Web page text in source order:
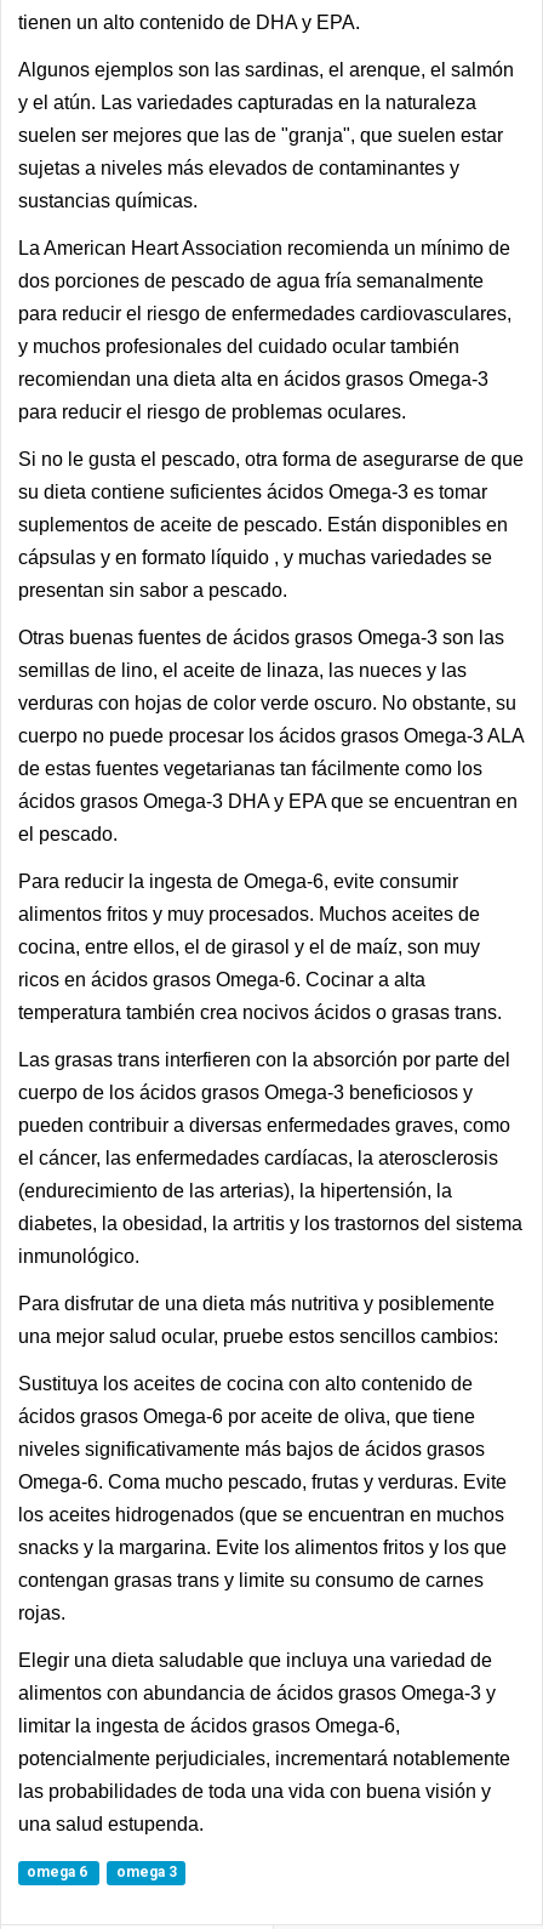
tienen un alto contenido de DHA y EPA.
Algunos ejemplos son las sardinas, el arenque, el salmón
y el atún. Las variedades capturadas en la naturaleza
suelen ser mejores que las de "granja", que suelen estar
sujetas a niveles más elevados de contaminantes y
sustancias químicas.
La American Heart Association recomienda un mínimo de
dos porciones de pescado de agua fría semanalmente
para reducir el riesgo de enfermedades cardiovasculares,
y muchos profesionales del cuidado ocular también
recomiendan una dieta alta en ácidos grasos Omega-3
para reducir el riesgo de problemas oculares.
Si no le gusta el pescado, otra forma de asegurarse de que
su dieta contiene suficientes ácidos Omega-3 es tomar
suplementos de aceite de pescado. Están disponibles en
cápsulas y en formato líquido , y muchas variedades se
presentan sin sabor a pescado.
Otras buenas fuentes de ácidos grasos Omega-3 son las
semillas de lino, el aceite de linaza, las nueces y las
verduras con hojas de color verde oscuro. No obstante, su
cuerpo no puede procesar los ácidos grasos Omega-3 ALA
de estas fuentes vegetarianas tan fácilmente como los
ácidos grasos Omega-3 DHA y EPA que se encuentran en
el pescado.
Para reducir la ingesta de Omega-6, evite consumir
alimentos fritos y muy procesados. Muchos aceites de
cocina, entre ellos, el de girasol y el de maíz, son muy
ricos en ácidos grasos Omega-6. Cocinar a alta
temperatura también crea nocivos ácidos o grasas trans.
Las grasas trans interfieren con la absorción por parte del
cuerpo de los ácidos grasos Omega-3 beneficiosos y
pueden contribuir a diversas enfermedades graves, como
el cáncer, las enfermedades cardíacas, la aterosclerosis
(endurecimiento de las arterias), la hipertensión, la
diabetes, la obesidad, la artritis y los trastornos del sistema
inmunológico.
Para disfrutar de una dieta más nutritiva y posiblemente
una mejor salud ocular, pruebe estos sencillos cambios:
Sustituya los aceites de cocina con alto contenido de
ácidos grasos Omega-6 por aceite de oliva, que tiene
niveles significativamente más bajos de ácidos grasos
Omega-6. Coma mucho pescado, frutas y verduras. Evite
los aceites hidrogenados (que se encuentran en muchos
snacks y la margarina. Evite los alimentos fritos y los que
contengan grasas trans y l imite su consumo de carnes
rojas.
Elegir una dieta saludable que incluya una variedad de
alimentos con abundancia de ácidos grasos Omega-3 y
limitar la ingesta de ácidos grasos Omega-6,
potencialmente perjudiciales, incrementará notablemente
las probabilidades de toda una vida con buena visión y
una salud estupenda.
omega 6 omega 3